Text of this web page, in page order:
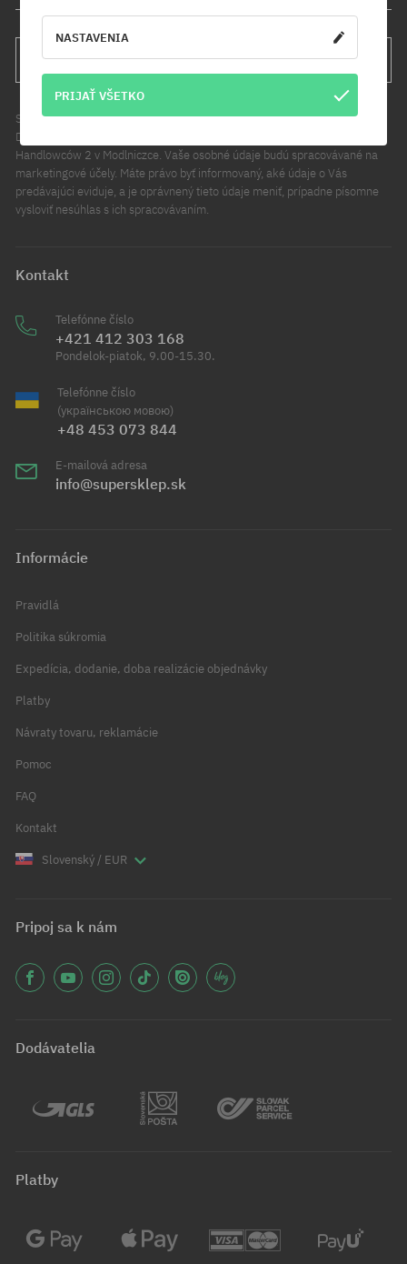
PRIHLÁS SA
Správcom údajov sa na účely tohto vyhlásenia rozumie Cool Sport
Distribution sp. z o.o. Hlavné sídlo spoločnosti sa nachádza pri ul.
Handlowców 2 v Modlniczce. Vaše osobné údaje budú spracovávané na
marketingové účely. Máte právo byť informovaný, aké údaje o Vás
predávajúci eviduje, a je oprávnený tieto údaje meniť, prípadne písomne
vysloviť nesúhlas s ich spracovávaním.
Kontakt
Telefónne číslo
+421 412 303 168
Pondelok-piatok, 9.00-15.30.
Telefónne číslo
(українською мовою)
+48 453 073 844
E-mailová adresa
info@supersklep.sk
Informácie
Pravidlá
Politika súkromia
Expedícia, dodanie, doba realizácie objednávky
Platby
Návraty tovaru, reklamácie
Pomoc
FAQ
Kontakt
Slovenský / EUR
Pripoj sa k nám
Dodávatelia
Platby
NASTAVENIA
PRIJAŤ VŠETKO